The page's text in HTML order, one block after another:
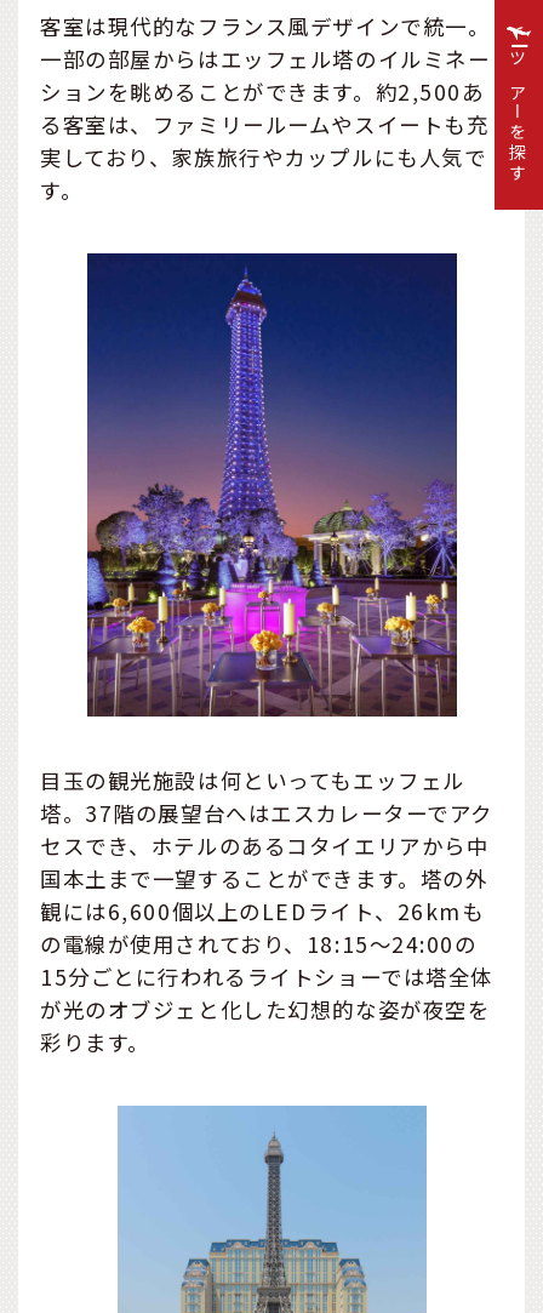
客室は現代的なフランス風デザインで統一。
一部の部屋からはエッフェル塔のイルミネー
ションを眺めることができます。約2,500あ
る客室は、ファミリールームやスイートも充
実しており、家族旅行やカップルにも人気で
す。
目玉の観光施設は何といってもエッフェル
塔。37階の展望台へはエスカレーターでアク
セスでき、ホテルのあるコタイエリアから中
国本土まで一望することができます。塔の外
観には6,600個以上のLEDライト、26kmも
の電線が使用されており、18:15～24:00の
15分ごとに行われるライトショーでは塔全体
が光のオブジェと化した幻想的な姿が夜空を
彩ります。
ツアーを探す